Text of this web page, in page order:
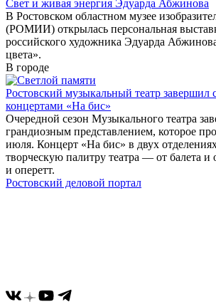
Свет и живая энергия Эдуарда Абжинова
В Ростовском областном музее
(РОМИИ) открылась персональная
российского художника Эдуарда
цвета».
В городе
Ростовский музыкальный театр завершил
концертами «На бис»
Очередной сезон Музыкального театра
грандиозным представлением, которое
июля. Концерт «На бис» в двух
творческую палитру театра — от балета
и оперетт.
Ростовский деловой портал